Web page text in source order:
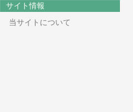
サイト情報
当サイトについて